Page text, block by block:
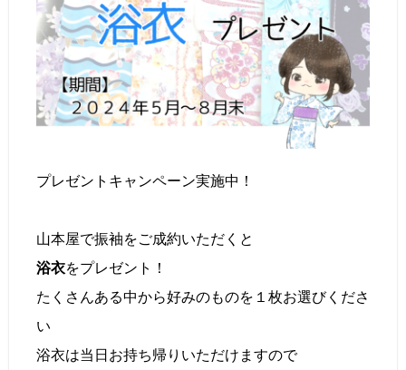
プレゼントキャンペーン実施中！
山本屋で振袖をご成約いただくと
浴衣をプレゼント！
たくさんある中から好みのものを１枚お選びくださ
い
浴衣は当日お持ち帰りいただけますので